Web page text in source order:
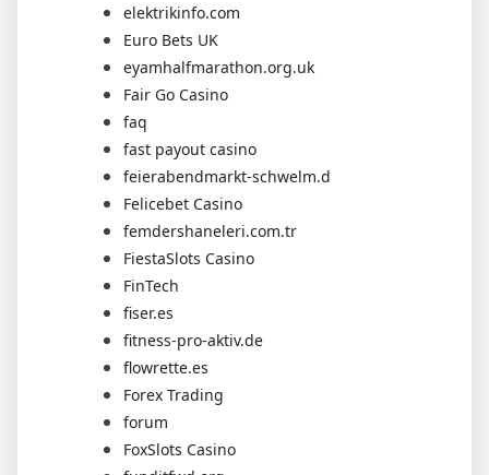
elektrikinfo.com
Euro Bets UK
eyamhalfmarathon.org.uk
Fair Go Casino
faq
fast payout casino
feierabendmarkt-schwelm.d
Felicebet Casino
femdershaneleri.com.tr
FiestaSlots Casino
FinTech
fiser.es
fitness-pro-aktiv.de
flowrette.es
Forex Trading
forum
FoxSlots Casino